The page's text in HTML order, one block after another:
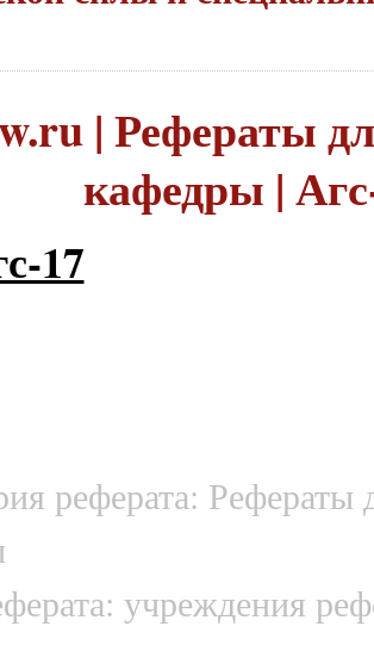
| Рефераты
кафедры |
17
реферата: Рефераты
учреждения